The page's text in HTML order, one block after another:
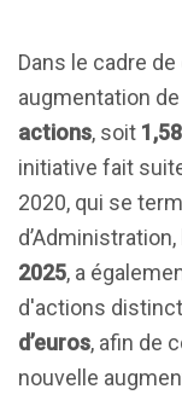
Dans le cadre
augmentation
actions, soit
initiative fait
2020, qui se
2025, a
d'actions
d’euros, afin de
nouvelle